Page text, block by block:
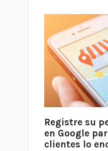
Registre su
en Google
clientes lo